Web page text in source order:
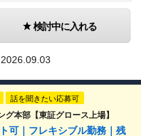
検討中に入れる
2026.09.03
話を聞きたい応募可
本部【東証グロース上場】
可｜フレキシブル勤務｜残